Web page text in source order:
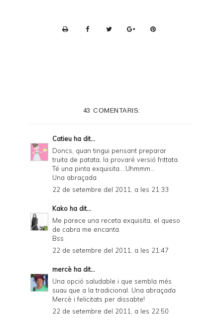
e
n
d
l
a
n
d
P
D
43 COMENTARIS:
Catieu ha dit...
Doncs, quan tingui pensant preparar
truita de patata, la provaré versió frittata.
Té una pinta exquisita....Uhmmm...
Una abraçada
22 de setembre del 2011, a les 21:33
Kako ha dit...
Me parece una receta exquisita, el queso
de cabra me encanta.
Bss
22 de setembre del 2011, a les 21:47
mercè ha dit...
Una opció saludable i que sembla més
suau que a la tradicional. Una abraçada
Mercè i felicitats per dissabte!
22 de setembre del 2011, a les 22:50